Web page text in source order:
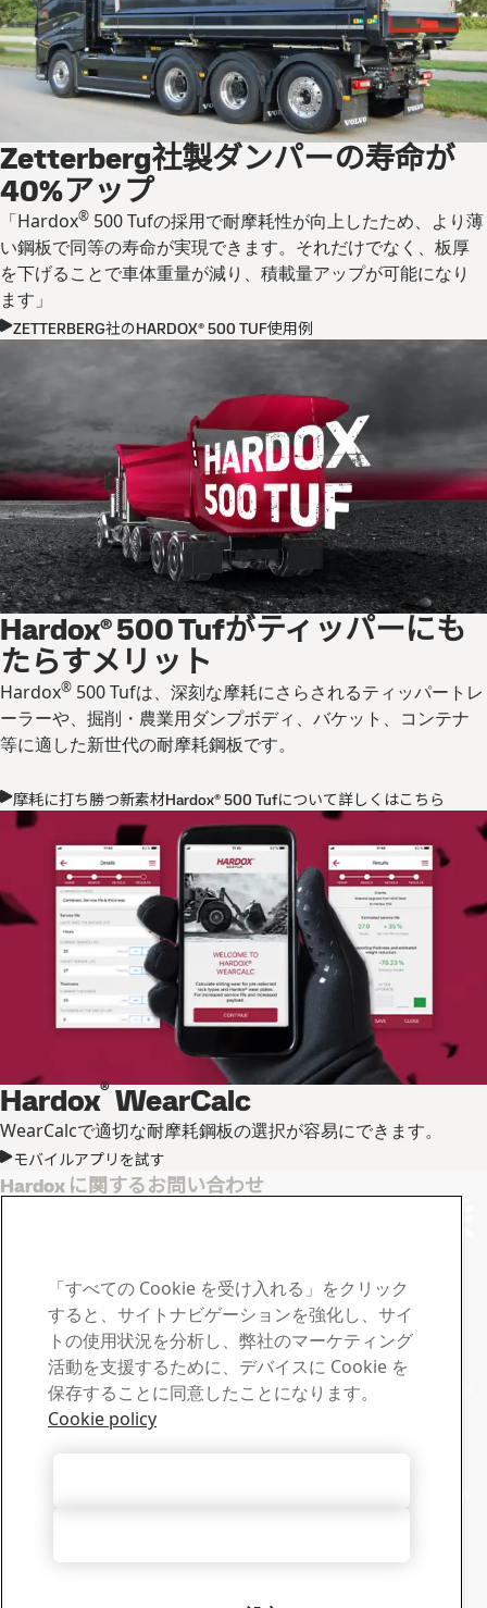
Zetterberg社製ダンパーの寿命が
40%アップ
「Hardox® 500 Tufの採用で耐摩耗性が向上したため、より薄
い鋼板で同等の寿命が実現できます。それだけでなく、板厚
を下げることで車体重量が減り、積載量アップが可能になり
ます」
ZETTERBERG社のHARDOX® 500 TUF使用例
Hardox®500 Tufがティッパーにも
たらすメリット
Hardox® 500 Tufは、深刻な摩耗にさらされるティッパートレ
ーラーや、掘削・農業用ダンプボディ、バケット、コンテナ
等に適した新世代の耐摩耗鋼板です。
摩耗に打ち勝つ新素材Hardox® 500 Tufについて詳しくはこちら
Hardox®WearCalc
WearCalcで適切な耐摩耗鋼板の選択が容易にできます。
モバイルアプリを試す
Hardox に関するお問い合わせ
したらSSABまでご連絡
ください
ダウンロードセンター
SSABのカタログ、認定証、その他資料の検索やダウンロード
が可能です。
セールス
テックサポート
経験豊富な技術サポートチームが質問にお答えします
「すべての Cookie を受け入れる」をクリック
すると、サイトナビゲーションを強化し、サイ
トの使用状況を分析し、弊社のマーケティング
活動を支援するために、デバイスに Cookie を
保存することに同意したことになります。
Cookie policy